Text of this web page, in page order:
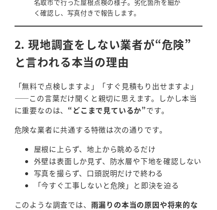
名取市で行った屋根点検の様子。劣化箇所を細か
く確認し、写真付きで報告します。
2. 現地調査をしない業者が“危険”
と言われる本当の理由
「無料で点検しますよ」「すぐ見積もり出せますよ」
――この言葉だけ聞くと親切に思えます。しかし本当
に重要なのは、 “どこまで見ているか”です。
危険な業者に共通する特徴は次の通りです。
屋根に上らず、地上から眺めるだけ
外壁は表面しか見ず、防水層や下地を確認しない
写真を撮らず、口頭説明だけで終わる
「今すぐ工事しないと危険」と即決を迫る
このような調査では、 雨漏りの本当の原因や将来的な